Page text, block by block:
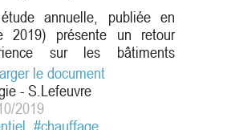
annuelle, publiée en
2019) présente un retour
sur les bâtiments
BBC-Effinergie rénovation,
rénovation et les lauréats
à projets exigeant un niveau
rénovation. Elle a
le document
- S.Lefeuvre
2019
#chauffage,